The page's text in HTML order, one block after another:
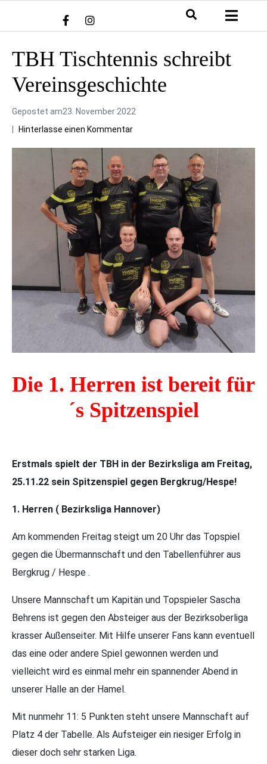
TBH Tischtennis schreibt
Vereinsgeschichte
Gepostet am23. November 2022
Hinterlasse einen Kommentar
Die 1. Herren ist bereit für
´s Spitzenspiel
Erstmals spielt der TBH in der Bezirksliga am Freitag,
25.11.22 sein Spitzenspiel gegen Bergkrug/Hespe!
1. Herren ( Bezirksliga Hannover)
Am kommenden Freitag steigt um 20 Uhr das Topspiel
gegen die Übermannschaft und den Tabellenführer aus
Bergkrug / Hespe .
Unsere Mannschaft um Kapitän und Topspieler Sascha
Behrens ist gegen den Absteiger aus der Bezirksoberliga
krasser Außenseiter. Mit Hilfe unserer Fans kann eventuell
das eine oder andere Spiel gewonnen werden und
vielleicht wird es einmal mehr ein spannender Abend in
unserer Halle an der Hamel.
Mit nunmehr 11: 5 Punkten steht unsere Mannschaft auf
Platz 4 der Tabelle. Als Aufsteiger ein riesiger Erfolg in
dieser doch sehr starken Liga.